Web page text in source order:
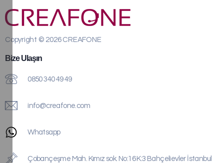
Copyright © 2026 CREAFONE
Bize Ulaşın
0850 340 49 49
info@creafone.com
Whatsapp
Çobançeşme Mah. Kımız sok. No:16 K:3 Bahçelievler İstanbul